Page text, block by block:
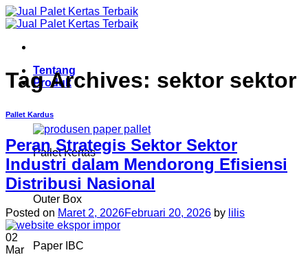
Skip
to
Tentang
Produk
Pallet Kertas
Outer Box
Paper IBC
Tag Archives: sektor sektor
Pallet Kardus
Peran Strategis Sektor Sektor
Industri dalam Mendorong Efisiensi
Distribusi Nasional
Posted on Maret 2, 2026Februari 20, 2026 by lilis
02
Mar